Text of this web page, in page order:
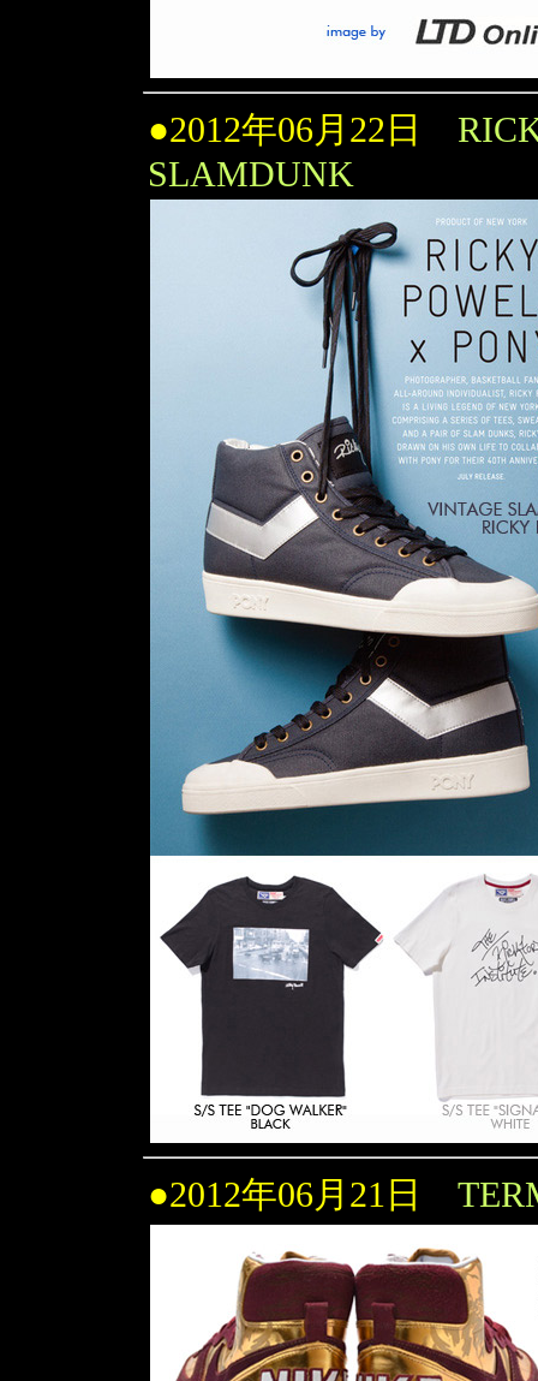
●2012年06月22日
SLAMDUNK
●2012年06月21日